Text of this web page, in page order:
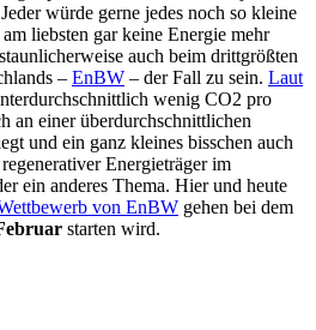
würde gerne jedes noch so kleine
liebsten gar keine Energie mehr
auch beim drittgrößten
– EnBW – der Fall zu sein. Laut
wenig CO2 pro
an einer überdurchschnittlichen
und ein ganz kleines bisschen auch
Energieträger im
ein anderes Thema. Hier und heute
von EnBW gehen bei dem
starten wird.